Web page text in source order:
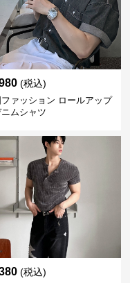
(税込)
ァッション ロールアップ
ムシャツ
(税込)